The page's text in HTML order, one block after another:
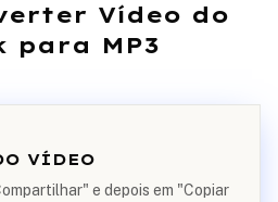
Vídeo do
para MP3
VÍDEO
e depois em "Copiar